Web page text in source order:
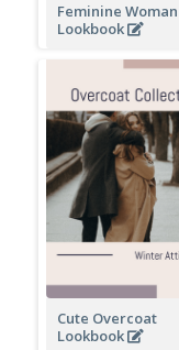
Feminine Woman
Lookbook
Cute Overcoat
Lookbook